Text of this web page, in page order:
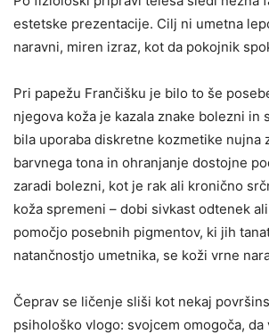
estetske prezentacije. Cilj ni umetna
naravni, miren izraz, kot da pokojnik
Pri papežu Frančišku je bilo to še
njegova koža je kazala znake bolezni in
bila uporaba diskretne kozmetike nujna
barvnega tona in ohranjanje dostojne
zaradi bolezni, kot je rak ali kronično
koža spremeni – dobi sivkast odtenek
pomočjo posebnih pigmentov, ki jih
natančnostjo umetnika, se koži vrne
Čeprav se ličenje sliši kot nekaj
psihološko vlogo: svojcem omogoča, da